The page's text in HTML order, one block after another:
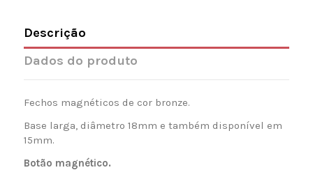
Descrição
Dados do produto
Fechos magnéticos de cor bronze.
Base larga, diâmetro 18mm e também disponível em
15mm.
Botão magnético.